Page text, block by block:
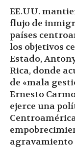
EE.UU.
flujo de
países
los objetivos
Estado,
Rica, donde
de «mala
Ernesto
ejerce una